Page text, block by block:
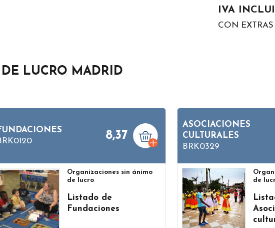
IVA
CON
LUCRO MADRID
8,37
Organizaciones sin ánimo
de lucro
Listado de
Fundaciones
ASOCIACIONES
CULTURALES
BRK0329
de